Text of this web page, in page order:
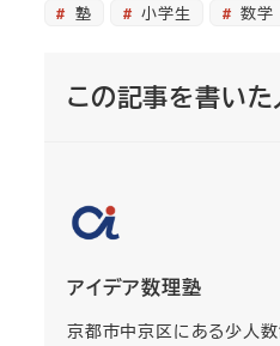
塾
小学生 数学
この記事を書いた
アイデア数理塾
京都市中京区にある少人